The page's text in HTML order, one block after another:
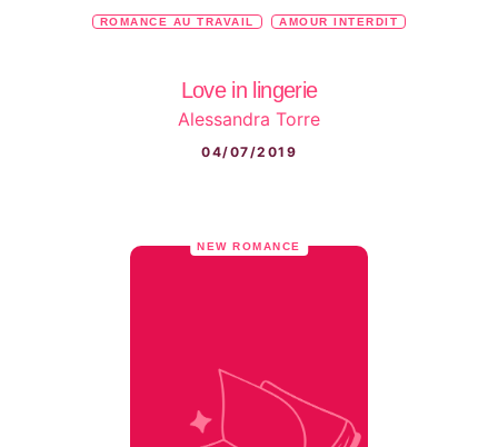
ROMANCE AU TRAVAIL AMOUR INTERDIT
Love in lingerie
Alessandra Torre
04/07/2019
NEW ROMANCE